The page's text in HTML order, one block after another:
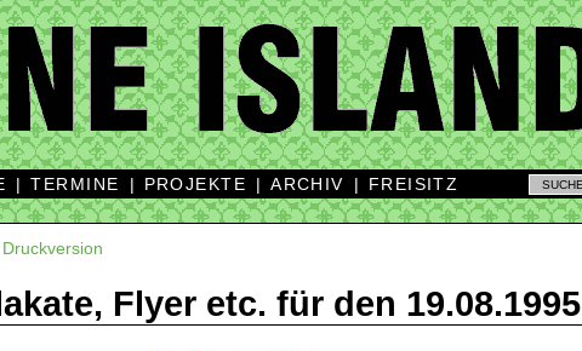
|TERMINE | PROJEKTE |ARCHIV | FREISITZ
Druckversion
Flyer etc. für den 19.08.1995